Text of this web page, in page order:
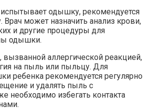
одышку, рекомендуется
Врач может назначить анализ крови,
и другие процедуры для
одышки.
аллергической реакцией,
на пыль или пыльцу. Для
ребенка рекомендуется регулярно
и удалять пыль с
необходимо избегать контакта